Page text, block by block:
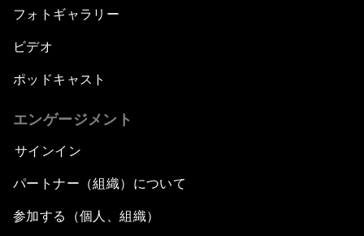
フォトギャラリー
ビデオ
ポッドキャスト
エンゲージメント
サインイン
パートナー（組織）について
参加する（個人、組織）